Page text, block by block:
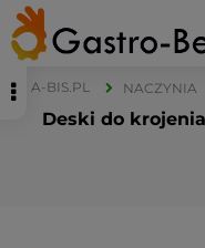
A-BIS.PL NACZYNIA
Deski do krojenia